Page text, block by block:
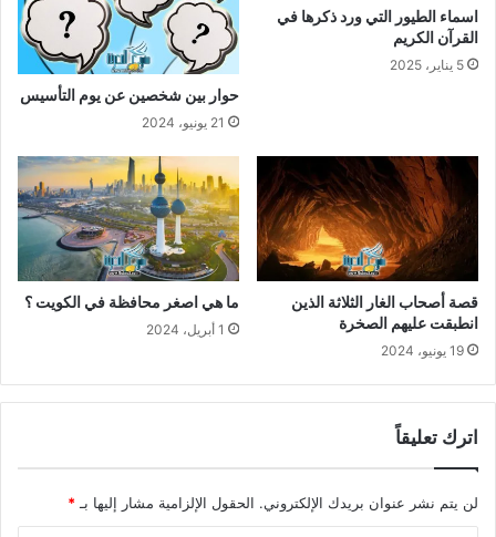
اسماء الطيور التي ورد ذكرها في
القرآن الكريم
5 يناير، 2025
حوار بين شخصين عن يوم التأسيس
21 يونيو، 2024
قصة أصحاب الغار الثلاثة الذين
انطبقت عليهم الصخرة
19 يونيو، 2024
ما هي اصغر محافظة في الكويت ؟
1 أبريل، 2024
اترك تعليقاً
لن يتم نشر عنوان بريدك الإلكتروني. الحقول الإلزامية مشار إليها بـ *